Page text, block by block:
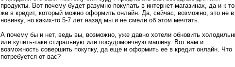
продукты. Вот почему будет разумно покупать в интернет-магазинах, да и к
же в кредит, который можно оформить онлайн. Да, сейчас, возможно, это не в
новинку, но каких-то 5-7 лет назад мы и не смели об этом мечтать.
А почему бы и нет, ведь вы, возможно, уже давно хотели обновить
или купить-таки стиральную или посудомоечную машину. Вот вам и
возможность совершить покупку, да еще и оформить ее в кредит онлайн. Что
потребуется от вас?